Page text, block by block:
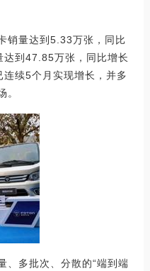
销量达到5.33万张，同比
到47.85万张，同比增长
续5个月实现增长，并多
。
、多批次、分散的“端到端